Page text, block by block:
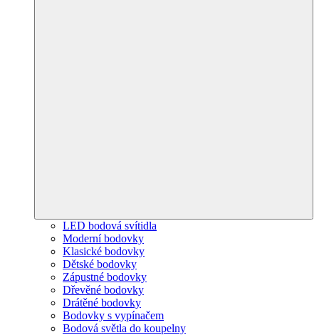
LED bodová svítidla
Moderní bodovky
Klasické bodovky
Dětské bodovky
Zápustné bodovky
Dřevěné bodovky
Drátěné bodovky
Bodovky s vypínačem
Bodová světla do koupelny